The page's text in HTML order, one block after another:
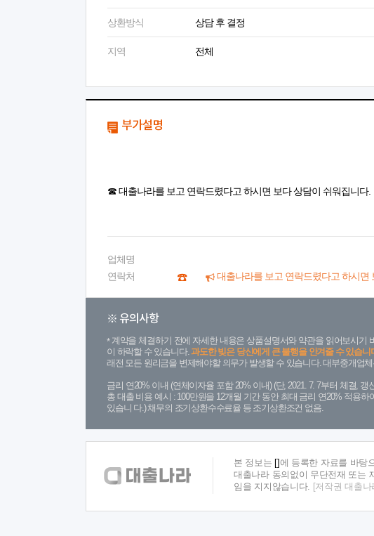
상환방식 상담 후 결정
지역 전체
부가설명
☎ 대출나라를 보고 연락드렸다고 하시면 보다 상담이 쉬워집니다.
업체명
연락처
대출나라를 보고 연락드렸다고 하시면
※ 유의사항
계약을 체결하기 전에 자세한 내용은 상품설명서와 약관을 읽어보시
이 하락할 수 있습니다.과도한 빚은 당신에게 큰 불행을 안겨줄 수 있습
래전 모든 원리금을 변제해야할 의무가 발생할 수 있습니다. 대부중개업
금리 연20% 이내 (연체이자율 포함 20% 이내) (단, 2021. 7. 7부터 체결,
총 대출 비용 예시 : 100만원을 12개월 기간 동안 최대 금리 연20% 적용
있습니 다.) 채무의 조기상환수수료율 등 조기상환조건 없음.
본 정보는
에 등록한 자료를 바탕
대출나라 동의없이 무단전재 또는
임을 지지않습니다.
[저작권 대출